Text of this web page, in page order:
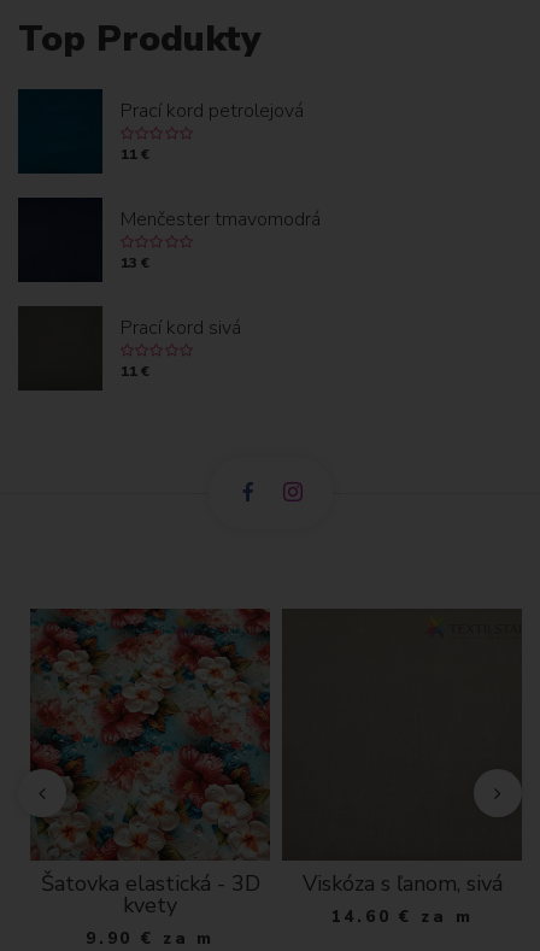
Top Produkty
Prací kord petrolejová
11 €
Menčester tmavomodrá
13 €
Prací kord sivá
11 €
Šatovka elastická - 3D
kvety
9.90 € za m
Viskóza s ľanom, sivá
14.60 € za m